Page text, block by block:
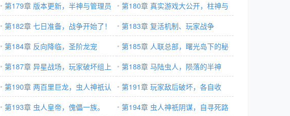
第179章 版本更新，半神与管理员
权限
第180章 真实游戏大公开，柱神与
超脱之路
第182章 七日准备，战争开始了！
第183章 复活机制、玩家战争
第184章 反向降临，圣阶龙宠
第185章 人联总部，曙光岛下的秘
密
第187章 异星战场，玩家破坏组上
线。
第188章 马陆虫人，陨落的半神
第190章 两百里巨龙，虫人神祇认
怂
第191章 玩家敌后破坏，各自收
获。
第193章 虫人皇帝，傀儡一族。
第194章 虫人神祇阴谋，自寻死路